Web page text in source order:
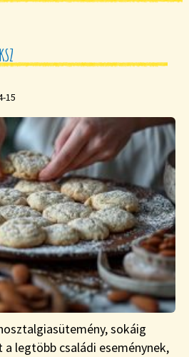
15
sokáig
legtöbb családi eseménynek,